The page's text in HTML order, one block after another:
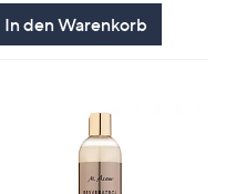
In den Warenkorb